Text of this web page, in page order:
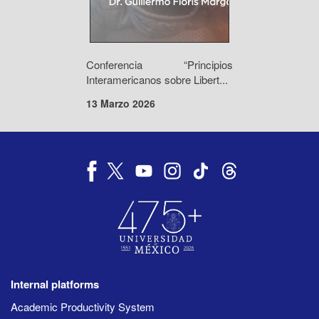
Conferencia “Principios
Interamericanos sobre Libert...
13 Marzo 2026
Internal platforms
Academic Productivity System